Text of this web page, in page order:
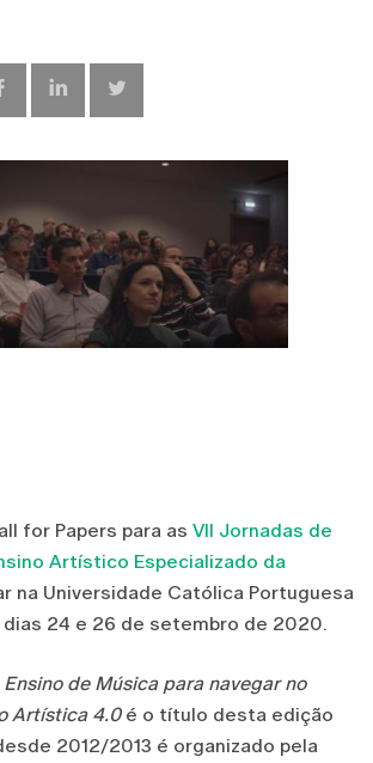
for Papers para as VII Jornadas de
Artístico Especializado da
na Universidade Católica Portuguesa
24 e 26 de setembro de 2020.
de Música para navegar no
Artística 4.0é o título desta edição
2012/2013 é organizado pela